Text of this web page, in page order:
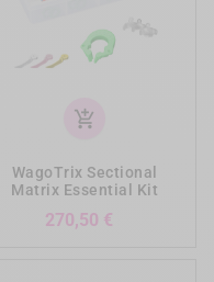
add_shopping_cart
WagoTrix Sectional
Matrix Essential Kit
270,50 €